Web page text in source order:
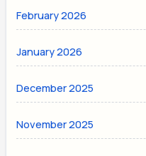
February 2026
January 2026
December 2025
November 2025